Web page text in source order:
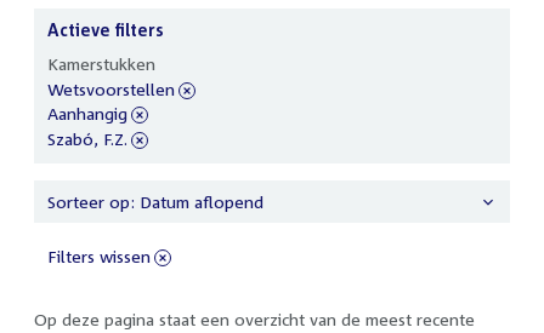
Op deze pagina staat een overzicht van de meest recente
uw
resultaten
Actieve filters
Kamerstukken
verwijder
filter
Wetsvoorstellen
verwijder
filter
Aanhangig
verwijder
Szabó, F.Z.
Sorteer op: Datum aflopend
Filters wissen